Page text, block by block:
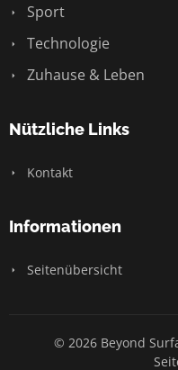
Sport
Technologie
Zuhause & Leben
Nützliche Links
Kontakt
Informationen
Seitenübersicht
© 2026 Beyond